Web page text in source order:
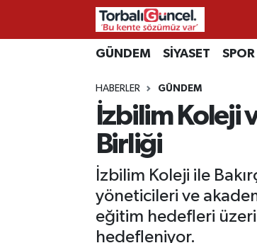
GÜNDEM SİYASET SPOR
HABERLER GÜNDEM
İzbilim Koleji
Birliği
İzbilim Koleji ile
yöneticileri ve
eğitim hedefleri
hedefleniyor.
İzmir Nöbetçi Eczaneler
İzmir Hava Durumu
İzmir Namaz Vakitleri
İzmir Trafik Yoğunluk Haritası
Süper Lig Puan Durumu ve Fikstür
Tüm Manşetler